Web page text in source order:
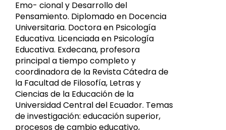
Emo- cional y Desarrollo del
Pensamiento. Diplomado en Docencia
Universitaria. Doctora en Psicología
Educativa. Licenciada en Psicología
Educativa. Exdecana, profesora
principal a tiempo completo y
coordinadora de la Revista Cátedra de
la Facultad de Filosofía, Letras y
Ciencias de la Educación de la
Universidad Central del Ecuador. Temas
de investigación: educación superior,
procesos de cambio educativo,